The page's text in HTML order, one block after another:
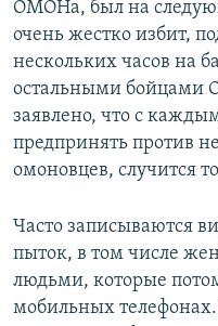
ОМОНа, был на
очень жестко избит,
нескольких часов на
остальными бойцами
заявлено, что с
предпринять против
омоновцев, случится
Часто записываются
пыток, в том числе
людьми, которые
мобильных телефонах.